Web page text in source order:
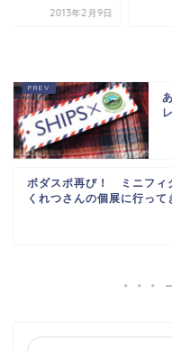
2013年2月9日
ボダスポ再び！ ミニフィ
くれつさんの個展に行って